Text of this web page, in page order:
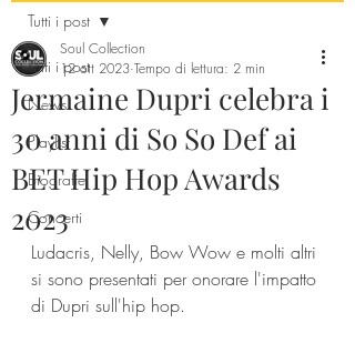
Tutti i post
News
Playlist
Biografie
Concerti
Tutti i post
Jermaine Dupri celebra i
30 anni di So So Def ai
BET Hip Hop Awards
2023
Soul Collection
12 ott 2023 Tempo di lettura: 2 min
Ludacris, Nelly, Bow Wow e molti altri
si sono presentati per onorare l'impatto
di Dupri sull'hip hop.